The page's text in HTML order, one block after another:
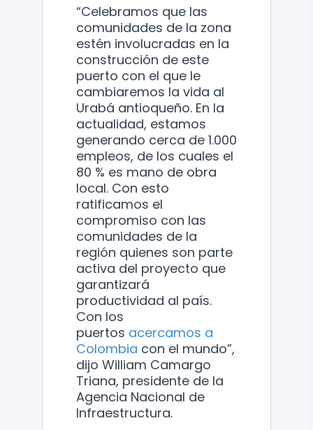
“Celebramos que las
comunidades de la zona
estén involucradas en la
construcción de este
puerto con el que le
cambiaremos la vida al
Urabá antioqueño. En la
actualidad, estamos
generando cerca de 1.000
empleos, de los cuales el
80 % es mano de obra
local. Con esto
ratificamos el
compromiso con las
comunidades de la
región quienes son parte
activa del proyecto que
garantizará
productividad al país.
Con los
puertos acercamos a
Colombia con el mundo”,
dijo William Camargo
Triana, presidente de la
Agencia Nacional de
Infraestructura.